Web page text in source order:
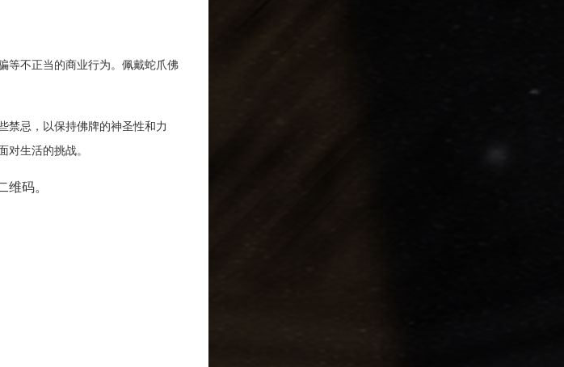
等不正当的商业行为。佩戴蛇爪佛
禁忌，以保持佛牌的神圣性和力
对生活的挑战。
维码。